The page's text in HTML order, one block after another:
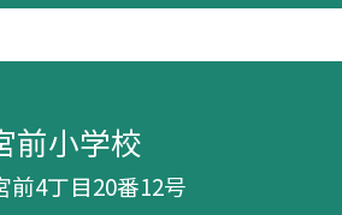
前小学校
前4丁目20番12号